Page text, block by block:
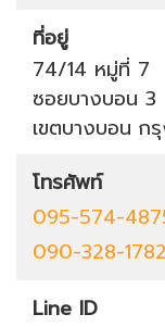
ที่อยู่
74/14 หมู่ที่ 7
ซอยบางบอน 3
เขตบางบอน ก
โทรศัพท์
095-574-
090-328-1782
Line ID